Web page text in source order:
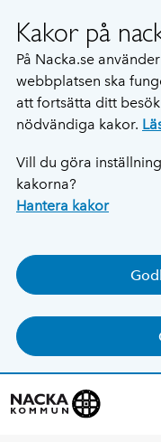
Kakor på
På Nacka.se
webbplatsen ska
att fortsätta ditt
nödvändiga kakor.
Vill du göra
kakorna?
Hantera kakor